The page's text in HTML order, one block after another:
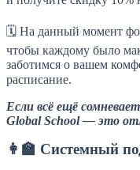
🗓️ На данный момент
чтобы каждому было
заботимся о вашем
расписание.⁣⁣⠀
Если всё ещё
Global School — это
👩‍🏫 Системный